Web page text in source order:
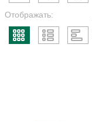
Отображать: